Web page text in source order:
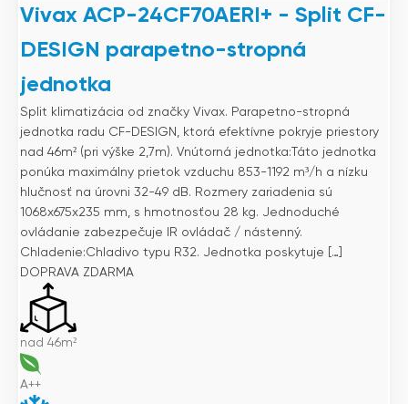
Vivax ACP-24CF70AERI+ - Split CF-
DESIGN parapetno-stropná
jednotka
Split klimatizácia od značky Vivax. Parapetno-stropná
jednotka radu CF-DESIGN, ktorá efektívne pokryje priestory
nad 46m² (pri výške 2,7m). Vnútorná jednotka:Táto jednotka
ponúka maximálny prietok vzduchu 853-1192 m³/h a nízku
hlučnosť na úrovni 32-49 dB. Rozmery zariadenia sú
1068x675x235 mm, s hmotnosťou 28 kg. Jednoduché
ovládanie zabezpečuje IR ovládač / nástenný.
Chladenie:Chladivo typu R32. Jednotka poskytuje […]
DOPRAVA ZDARMA
nad 46m²
A++